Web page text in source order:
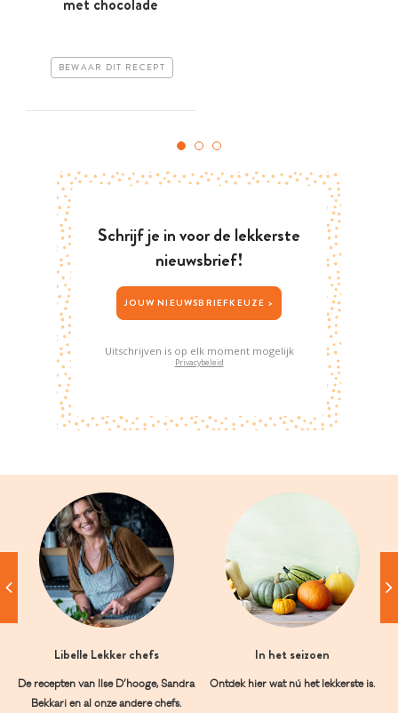
BEWAAR DIT RECEPT
Schrijf je in voor de lekkerste
nieuwsbrief!
JOUW NIEUWSBRIEFKEUZE >
Uitschrijven is op elk moment mogelijk
Privacybeleid
Libelle Lekker chefs
De recepten van Ilse D’hooge, Sandra
Bekkari en al onze andere chefs.
In het seizoen
Ontdek hier wat nú het lekkerste is.